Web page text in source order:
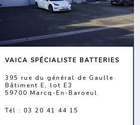
VAICA SPÉCIALISTE BATTERIES
395 rue du général de Gaulle
Bâtiment E, lot E3
59700 Marcq-En-Baroeul
Tél : 03 20 41 44 15